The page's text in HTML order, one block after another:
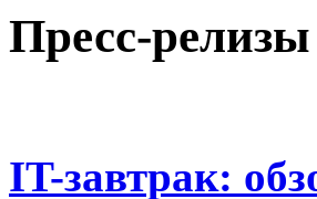
Пресс-релизы
IT-завтрак: